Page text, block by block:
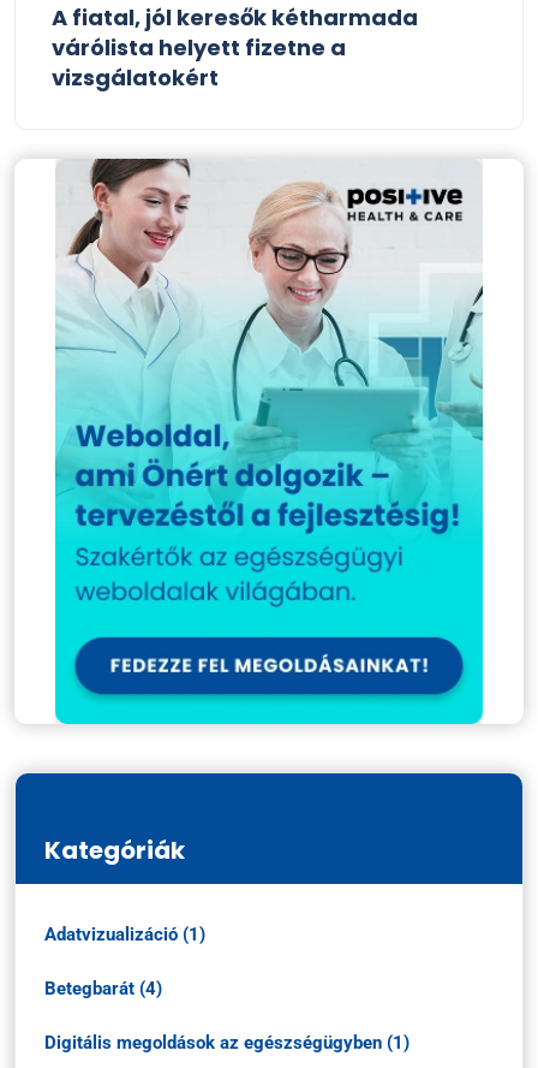
A fiatal, jól keresők kétharmada
várólista helyett fizetne a
vizsgálatokért
Kategóriák
Adatvizualizáció (1)
Betegbarát (4)
Digitális megoldások az egészségügyben (1)